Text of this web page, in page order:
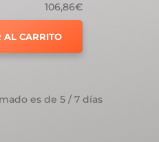
106,86€
AL CARRITO
es de 5 / 7 días